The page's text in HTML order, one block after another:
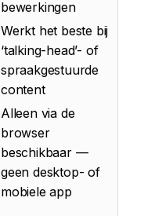
bewerkingen
Werkt het beste bij
‘talking-head’- of
spraakgestuurde
content
Alleen via de
browser
beschikbaar —
geen desktop- of
mobiele app